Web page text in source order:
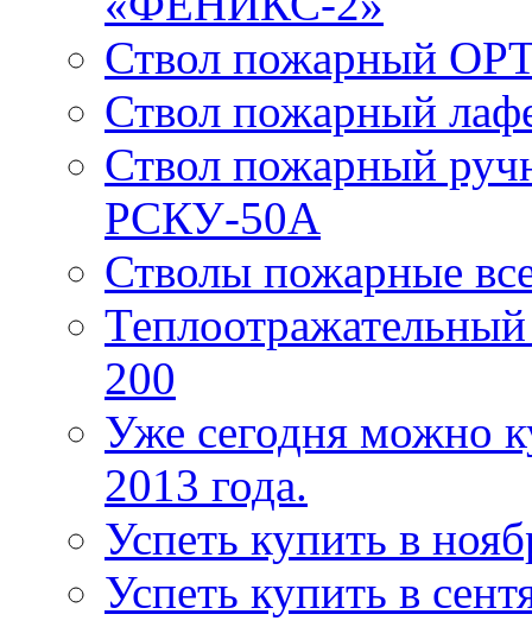
Ствол пожарный
Ствол пожарный
Ствол пожарный
РСКУ-50А
Стволы пожарные
200
Уже сегодня можно
2013 года.
Успеть купить в
Успеть купить в